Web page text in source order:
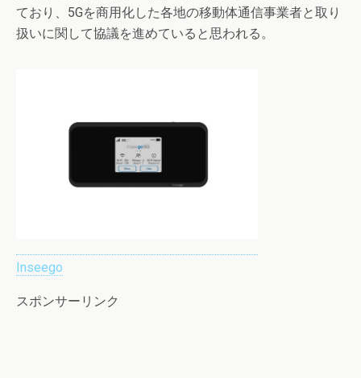
ており、5Gを商用化した各地の移動体通信事業者と取り
扱いに関して協議を進めていると思われる。
Inseego
スポンサーリンク